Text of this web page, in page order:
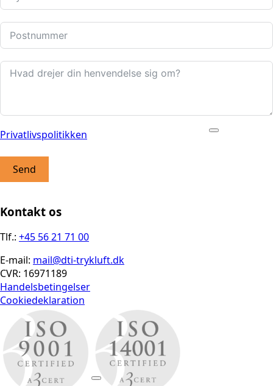
Privatlivspolitikken
Send
Kontakt os
Tlf.: +45 56 21 71 00
E-mail: mail@dti-trykluft.dk
CVR: 16971189
Handelsbetingelser
Cookiedeklaration